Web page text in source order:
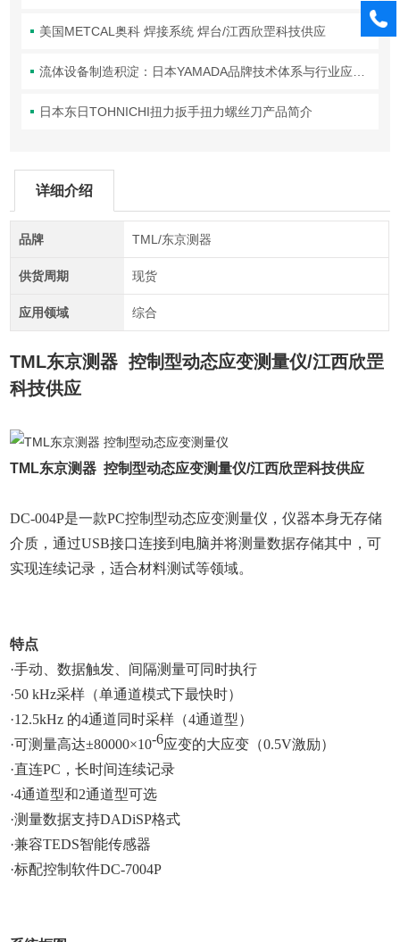
美国METCAL奥科 焊接系统 焊台/江西欣罡科技供应
流体设备制造积淀：日本YAMADA品牌技术体系与行业应用解析
日本东日TOHNICHI扭力扳手扭力螺丝刀产品简介
详细介绍
品牌 TML/东京测器
供货周期 现货
应用领域 综合
TML东京测器 控制型动态应变测量仪/江西欣罡
科技供应
TML东京测器 控制型动态应变测量仪/江西欣罡科技供应
DC-004P是一款PC控制型动态应变测量仪，仪器本身无存储
介质，通过USB接口连接到电脑并将测量数据存储其中，可
实现连续记录，适合材料测试等领域。
特点
·手动、数据触发、间隔测量可同时执行
·50 kHz采样（单通道模式下最快时）
·12.5kHz 的4通道同时采样（4通道型）
·可测量高达±80000×10-6应变的大应变（0.5V激励）
·直连PC ，长时间连续记录
·4通道型和2通道型可选
·测量数据支持DADiSP格式
·兼容TEDS智能传感器
·标配控制软件DC-7004P